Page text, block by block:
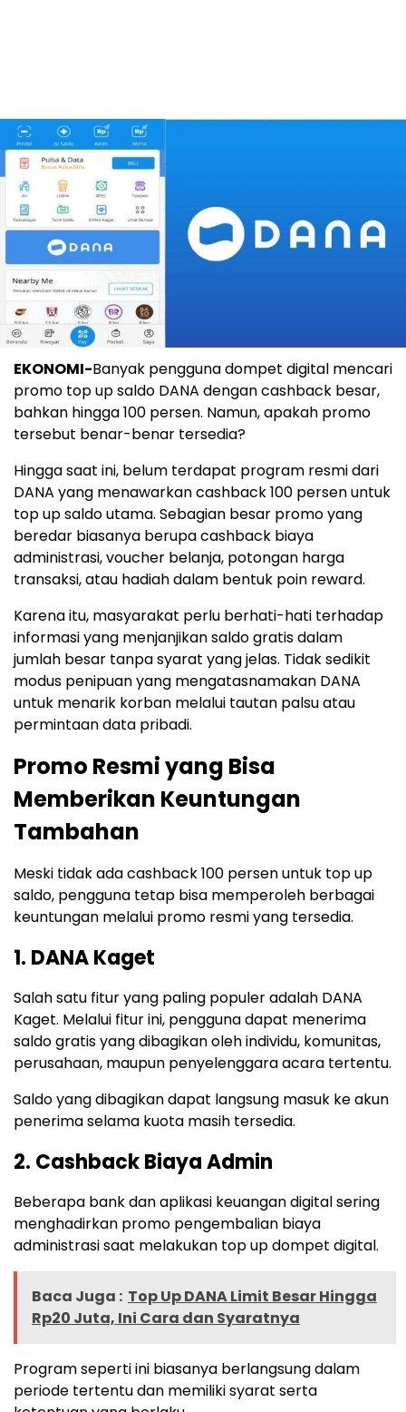
EKONOMI-Banyak pengguna dompet digital mencari
promo top up saldo DANA dengan cashback besar,
bahkan hingga 100 persen. Namun, apakah promo
tersebut benar-benar tersedia?
Hingga saat ini, belum terdapat program resmi dari
DANA yang menawarkan cashback 100 persen untuk
top up saldo utama. Sebagian besar promo yang
beredar biasanya berupa cashback biaya
administrasi, voucher belanja, potongan harga
transaksi, atau hadiah dalam bentuk poin reward.
Karena itu, masyarakat perlu berhati-hati terhadap
informasi yang menjanjikan saldo gratis dalam
jumlah besar tanpa syarat yang jelas. Tidak sedikit
modus penipuan yang mengatasnamakan DANA
untuk menarik korban melalui tautan palsu atau
permintaan data pribadi.
Promo Resmi yang Bisa
Memberikan Keuntungan
Tambahan
Meski tidak ada cashback 100 persen untuk top up
saldo, pengguna tetap bisa memperoleh berbagai
keuntungan melalui promo resmi yang tersedia.
1. DANA Kaget
Salah satu fitur yang paling populer adalah DANA
Kaget. Melalui fitur ini, pengguna dapat menerima
saldo gratis yang dibagikan oleh individu, komunitas,
perusahaan, maupun penyelenggara acara tertentu.
Saldo yang dibagikan dapat langsung masuk ke akun
penerima selama kuota masih tersedia.
2. Cashback Biaya Admin
Beberapa bank dan aplikasi keuangan digital sering
menghadirkan promo pengembalian biaya
administrasi saat melakukan top up dompet digital.
Baca Juga : Top Up DANA Limit Besar Hingga
Rp20 Juta, Ini Cara dan Syaratnya
Program seperti ini biasanya berlangsung dalam
periode tertentu dan memiliki syarat serta